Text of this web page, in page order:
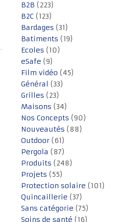
B2B (223)
B2C (123)
Bardages (31)
Batiments (19)
Ecoles (10)
eSafe (9)
Film vidéo (45)
Général (33)
Grilles (23)
Maisons (34)
Nos Concepts (90)
Nouveautés (88)
Outdoor (61)
Pergola (87)
Produits (248)
Projets (55)
Protection solaire (101)
Quincaillerie (37)
Sans catégorie (75)
Soins de santé (16)